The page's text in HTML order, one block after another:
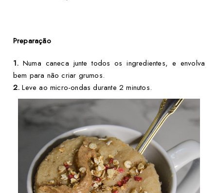
Preparação
1. Numa caneca junte todos os ingredientes, e envolva
bem para não criar grumos.
2. Leve ao micro-ondas durante 2 minutos.